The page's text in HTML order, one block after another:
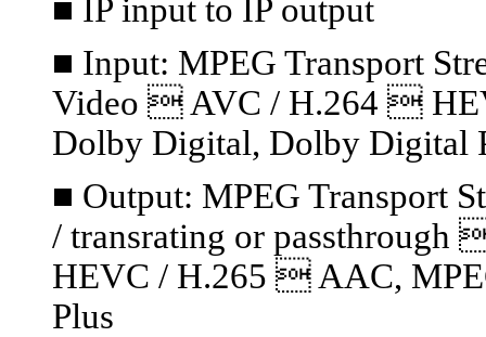
■ IP input to IP output
■ Input: MPEG Transport
Video  AVC / H.264 
Dolby Digital, Dolby Digital
■ Output: MPEG Transport
/ transrating or
HEVC / H.265  AAC,
Plus